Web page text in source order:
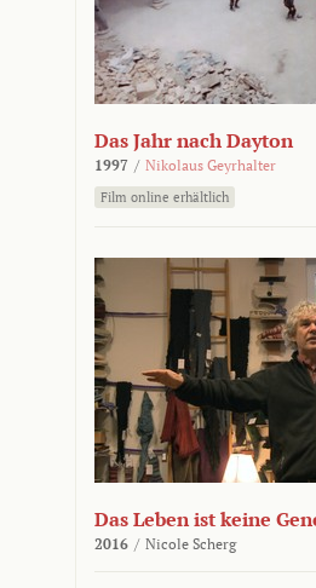
Das Jahr nach Dayton
1997 / Nikolaus Geyrhalter
Film online erhältlich
Das Leben ist keine
2016 / Nicole Scherg